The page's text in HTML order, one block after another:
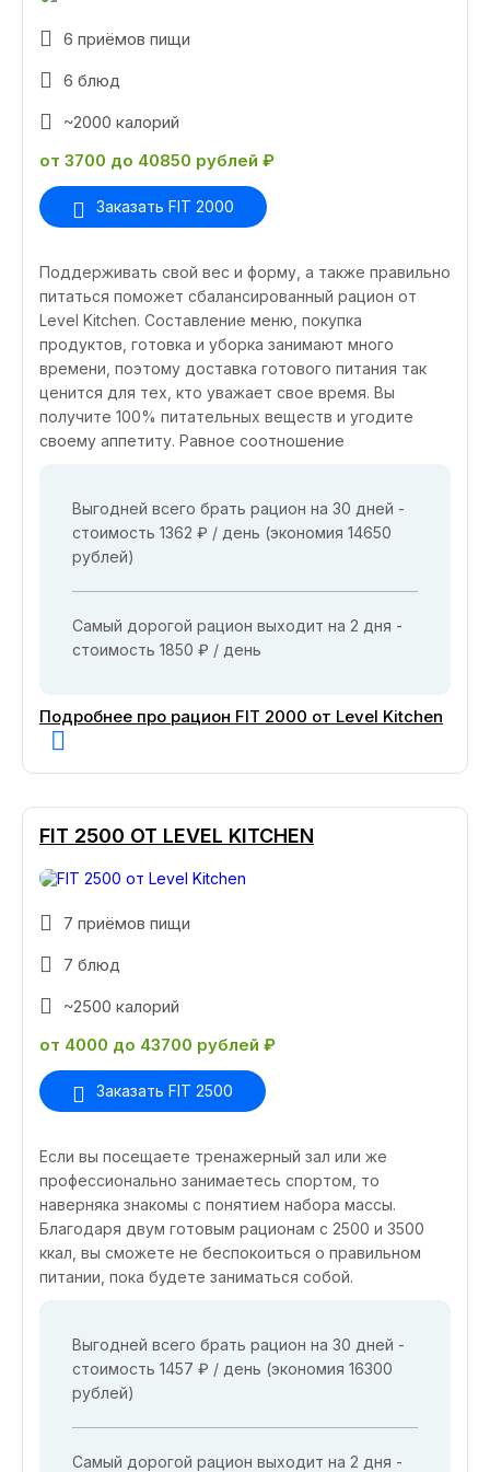
6 приёмов пищи
6 блюд
~2000 калорий
от 3700 до 40850 рублей ₽
Заказать FIT 2000
Поддерживать свой вес и форму, а также правильно
питаться поможет сбалансированный рацион от
Level Kitchen. Составление меню, покупка
продуктов, готовка и уборка занимают много
времени, поэтому доставка готового питания так
ценится для тех, кто уважает свое время. Вы
получите 100% питательных веществ и угодите
своему аппетиту. Равное соотношение
Выгодней всего брать рацион на 30 дней -
стоимость 1362 ₽ / день (экономия 14650
рублей)
Самый дорогой рацион выходит на 2 дня -
стоимость 1850 ₽ / день
Подробнее про рацион FIT 2000 от Level Kitchen
FIT 2500 ОТ LEVEL KITCHEN
7 приёмов пищи
7 блюд
~2500 калорий
от 4000 до 43700 рублей ₽
Заказать FIT 2500
Если вы посещаете тренажерный зал или же
профессионально занимаетесь спортом, то
наверняка знакомы с понятием набора массы.
Благодаря двум готовым рационам с 2500 и 3500
ккал, вы сможете не беспокоиться о правильном
питании, пока будете заниматься собой.
Выгодней всего брать рацион на 30 дней -
стоимость 1457 ₽ / день (экономия 16300
рублей)
Самый дорогой рацион выходит на 2 дня -